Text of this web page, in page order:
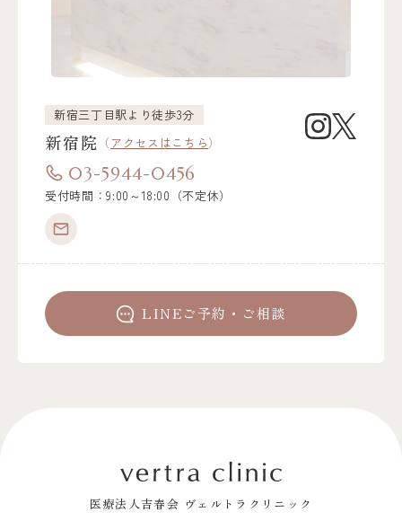
新宿三丁目駅より徒歩3分
新宿院 （アクセスはこちら）
03-5944-0456
受付時間：9:00～18:00（不定休）
LINEご予約・ご相談
医療法人吉春会 ヴェルトラクリニック